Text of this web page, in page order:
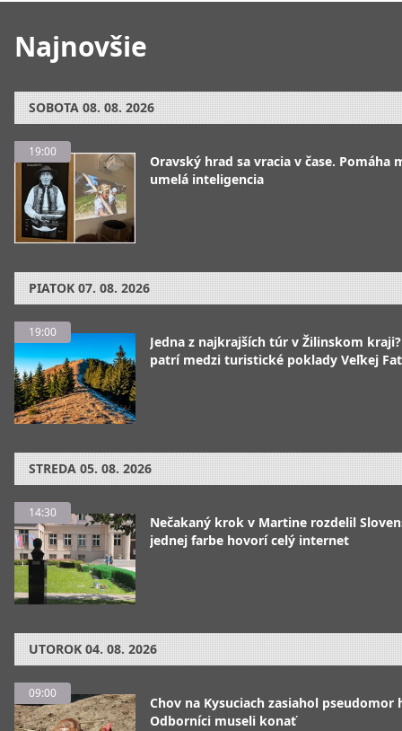
Najnovšie
SOBOTA 08. 08. 2026
19:00
Oravský hrad sa vracia v čase. Pomáha
umelá inteligencia
PIATOK 07. 08. 2026
19:00
Jedna z najkrajších túr v Žilinskom
patrí medzi turistické poklady Veľkej
STREDA 05. 08. 2026
14:30
Nečakaný krok v Martine rozdelil
jednej farbe hovorí celý internet
UTOROK 04. 08. 2026
09:00
Chov na Kysuciach zasiahol pseudomor
Odborníci museli konať